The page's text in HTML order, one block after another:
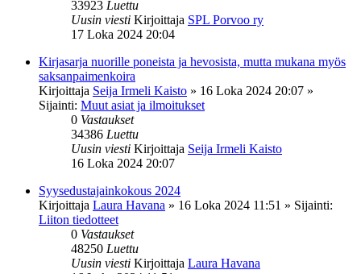
33923 Luettu
Uusin viesti Kirjoittaja SPL Porvoo ry
17 Loka 2024 20:04
Kirjasarja nuorille poneista ja hevosista, mutta mukana myös
saksanpaimenkoira
Kirjoittaja Seija Irmeli Kaisto » 16 Loka 2024 20:07 »
Sijainti: Muut asiat ja ilmoitukset
0 Vastaukset
34386 Luettu
Uusin viesti Kirjoittaja Seija Irmeli Kaisto
16 Loka 2024 20:07
Syysedustajainkokous 2024
Kirjoittaja Laura Havana » 16 Loka 2024 11:51 » Sijainti:
Liiton tiedotteet
0 Vastaukset
48250 Luettu
Uusin viesti Kirjoittaja Laura Havana